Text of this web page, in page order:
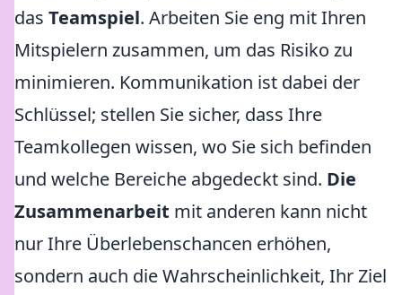
das Teamspiel. Arbeiten Sie eng mit Ihren
Mitspielern zusammen, um das Risiko zu
minimieren. Kommunikation ist dabei der
Schlüssel; stellen Sie sicher, dass Ihre
Teamkollegen wissen, wo Sie sich befinden
und welche Bereiche abgedeckt sind. Die
Zusammenarbeit mit anderen kann nicht
nur Ihre Überlebenschancen erhöhen,
sondern auch die Wahrscheinlichkeit, Ihr Ziel